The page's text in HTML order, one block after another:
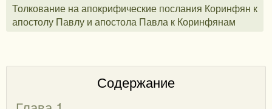
Толкование на апокрифические послания Коринфян к
апостолу Павлу и апостола Павла к Коринфянам
Содержание